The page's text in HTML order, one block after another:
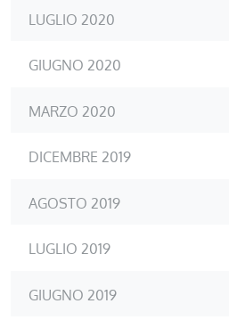
LUGLIO 2020
GIUGNO 2020
MARZO 2020
DICEMBRE 2019
AGOSTO 2019
LUGLIO 2019
GIUGNO 2019